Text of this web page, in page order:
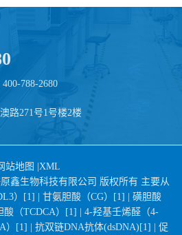
788-2680
路271号1号楼2楼
站地图 |XML
鑫生物科技有限公司 版权所有 主要从
）[1] | 甘氨胆酸（CG）[1] | 磺胆酸
酸（TCDCA）[1] | 4-羟基壬烯醛（4-
）[1] | 抗双链DNA抗体(dsDNA)[1] | 促